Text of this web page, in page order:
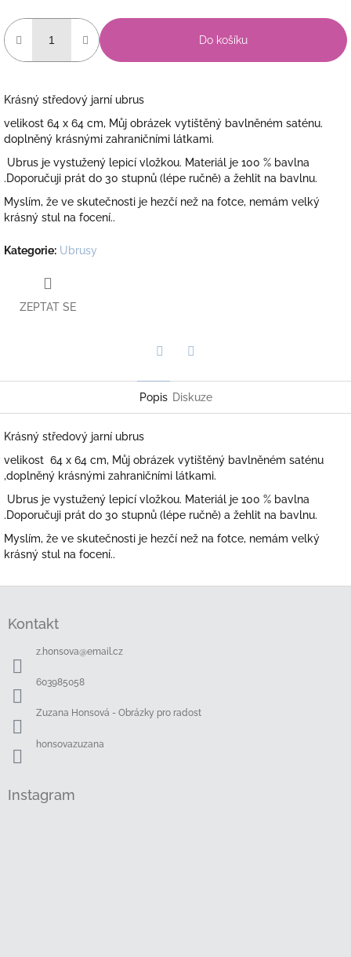
Do košíku
Krásný středový jarní ubrus
velikost 64 x 64 cm, Můj obrázek vytištěný bavlněném saténu.
doplněný krásnými zahraničními látkami.
Ubrus je vystužený lepicí vložkou. Materiál je 100 % bavlna
.Doporučuji prát do 30 stupnů (lépe ručně) a žehlit na bavlnu.
Myslím, že ve skutečnosti je hezčí než na fotce, nemám velký
krásný stul na focení..
Kategorie: Ubrusy
ZEPTAT SE
Popis Diskuze
Krásný středový jarní ubrus
velikost 64 x 64 cm, Můj obrázek vytištěný bavlněném saténu
,doplněný krásnými zahraničními látkami.
Ubrus je vystužený lepicí vložkou. Materiál je 100 % bavlna
.Doporučuji prát do 30 stupnů (lépe ručně) a žehlit na bavlnu.
Myslím, že ve skutečnosti je hezčí než na fotce, nemám velký
krásný stul na focení..
Kontakt
z.honsova@email.cz
603985058
Zuzana Honsová - Obrázky pro radost
honsovazuzana
Instagram